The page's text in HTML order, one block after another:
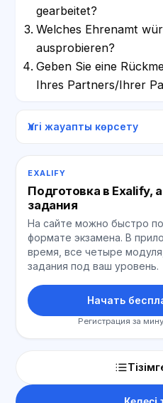
gearbeitet?
Welches Ehrenamt
ausprobieren?
Geben Sie eine
Ihres Partners/Ihrer
Үлгі жауапты көрсету
EXALIFY
Подготовка в Exalify,
задания
На сайте можно быстро
формате экзамена. В
время, все четыре
задания под ваш уровень.
Начать
Регистрация за